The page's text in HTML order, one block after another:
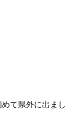
て県外に出まし